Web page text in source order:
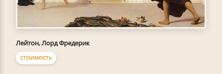
Лейтон, Лорд Фредерик
СТОИМОСТЬ